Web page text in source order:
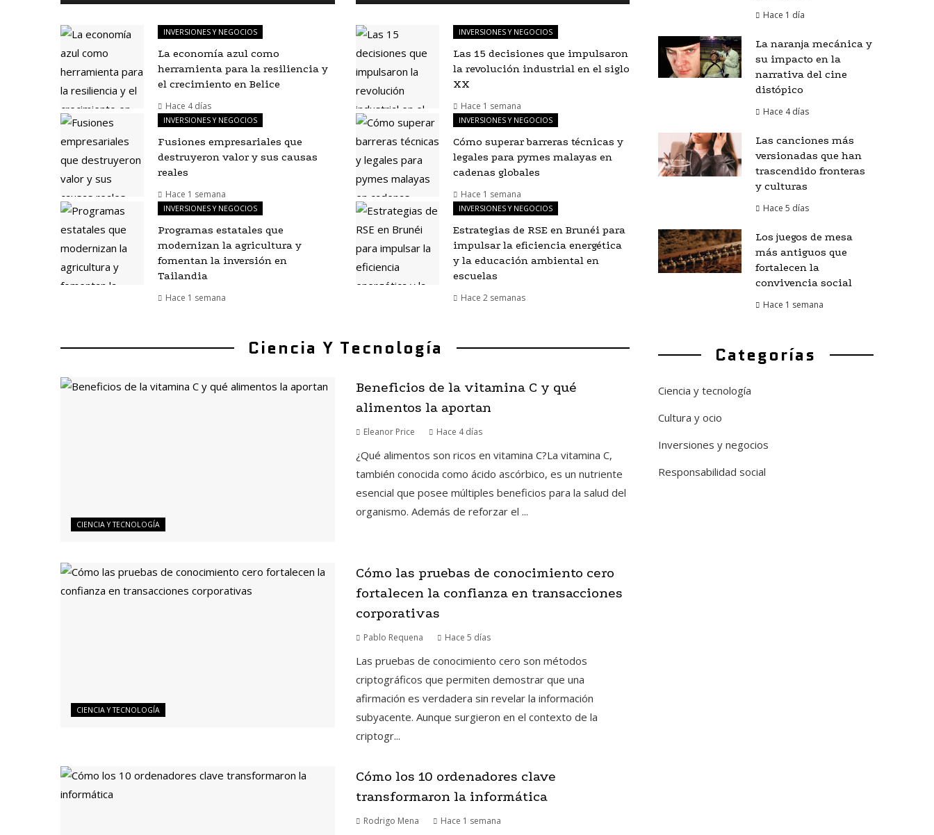
INVERSIONES Y NEGOCIOS
La economía azul como
herramienta para la resiliencia y
el crecimiento en Belice
Hace 4 días
INVERSIONES Y NEGOCIOS
Las 15 decisiones que impulsaron
la revolución industrial en el siglo
XX
Hace 1 semana
INVERSIONES Y NEGOCIOS
Fusiones empresariales que
destruyeron valor y sus causas
reales
Hace 1 semana
INVERSIONES Y NEGOCIOS
Cómo superar barreras técnicas y
legales para pymes malayas en
cadenas globales
Hace 1 semana
INVERSIONES Y NEGOCIOS
Programas estatales que
modernizan la agricultura y
fomentan la inversión en
Tailandia
Hace 1 semana
INVERSIONES Y NEGOCIOS
Estrategias de RSE en Brunéi para
impulsar la eficiencia energética
y la educación ambiental en
escuelas
Hace 2 semanas
Ciencia Y Tecnología
CIENCIA Y TECNOLOGÍA
Beneficios de la vitamina C y qué
alimentos la aportan
Eleanor Price Hace 4 días
¿Qué alimentos son ricos en vitamina C?La vitamina C,
también conocida como ácido ascórbico, es un nutriente
esencial que posee múltiples beneficios para la salud del
organismo. Además de reforzar el ...
CIENCIA Y TECNOLOGÍA
Cómo las pruebas de conocimiento cero
fortalecen la confianza en transacciones
corporativas
Pablo Requena Hace 5 días
Las pruebas de conocimiento cero son métodos
criptográficos que permiten demostrar que una
afirmación es verdadera sin revelar la información
subyacente. Aunque surgieron en el contexto de la
criptogr...
Cómo los 10 ordenadores clave
transformaron la informática
Rodrigo Mena Hace 1 semana
Hace 1 día
La naranja mecánica y
su impacto en la
narrativa del cine
distópico
Hace 4 días
Las canciones más
versionadas que han
trascendido fronteras
y culturas
Hace 5 días
Los juegos de mesa
más antiguos que
fortalecen la
convivencia social
Hace 1 semana
Categorías
Ciencia y tecnología
Cultura y ocio
Inversiones y negocios
Responsabilidad social